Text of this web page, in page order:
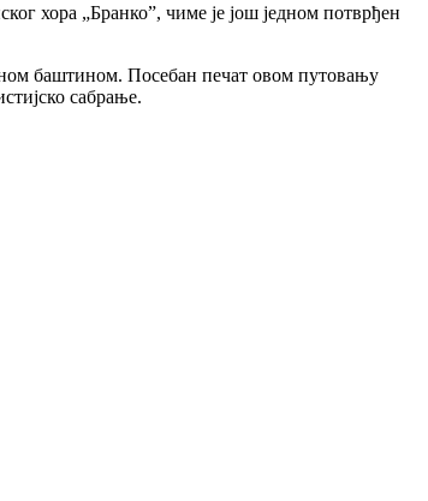
хора „Бранко”, чиме је још једном потврђен
баштином. Посебан печат овом путовању
сабрање.